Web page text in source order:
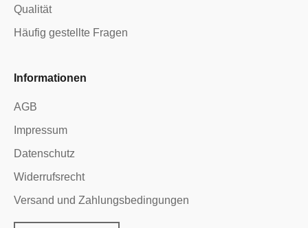
Qualität
Häufig gestellte Fragen
Informationen
AGB
Impressum
Datenschutz
Widerrufsrecht
Versand und Zahlungsbedingungen